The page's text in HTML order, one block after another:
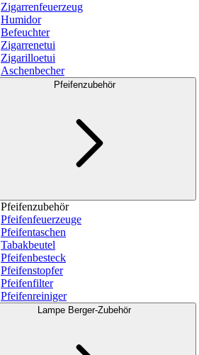
Zigarrenfeuerzeug
Humidor
Befeuchter
Zigarrenetui
Zigarilloetui
Aschenbecher
Pfeifenzubehör
Pfeifenzubehör
Pfeifenfeuerzeuge
Pfeifentaschen
Tabakbeutel
Pfeifenbesteck
Pfeifenstopfer
Pfeifenfilter
Pfeifenreiniger
Lampe Berger-Zubehör